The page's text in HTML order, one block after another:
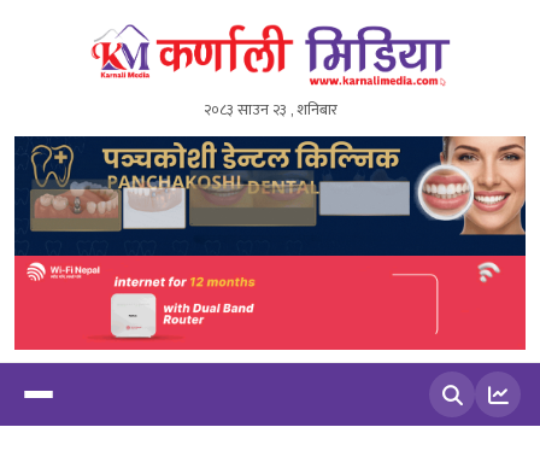
२०८३ साउन २३ , शनिबार